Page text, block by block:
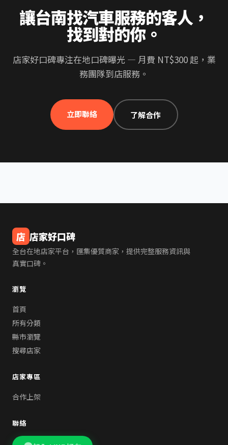
讓台南找汽車服務的客人，
找到對的你。
店家好口碑專注在地口碑曝光 — 月費 NT$300 起，業
務團隊到店服務。
立即聯絡 了解合作
店 店家好口碑
全台在地店家平台，匯集優質商家，提供完整服務資訊與
真實口碑。
瀏覽
首頁
所有分類
縣市瀏覽
搜尋店家
店家專區
合作上架
聯絡